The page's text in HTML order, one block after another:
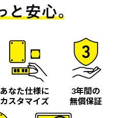
あなた仕様に
カスタマイズ
3年間の
無償保証